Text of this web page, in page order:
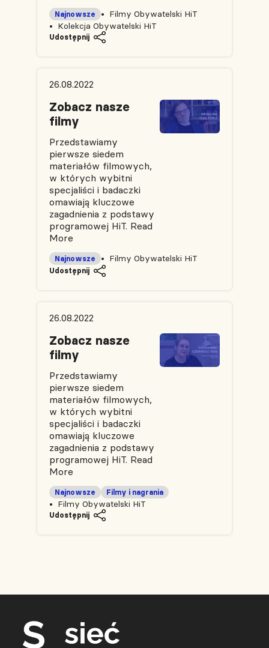
Filmy Obywatelski HiT
Najnowsze
Kolekcja Obywatelski HiT
Udostępnij
26.08.2022
Zobacz nasze
filmy
Przedstawiamy
pierwsze siedem
materiałów filmowych,
w których wybitni
specjaliści i badaczki
omawiają kluczowe
zagadnienia z podstawy
programowej HiT. Read
More
Filmy Obywatelski HiT
Najnowsze
Udostępnij
26.08.2022
Zobacz nasze
filmy
Przedstawiamy
pierwsze siedem
materiałów filmowych,
w których wybitni
specjaliści i badaczki
omawiają kluczowe
zagadnienia z podstawy
programowej HiT. Read
More
Filmy Obywatelski HiT
Najnowsze Filmy i nagrania
Udostępnij